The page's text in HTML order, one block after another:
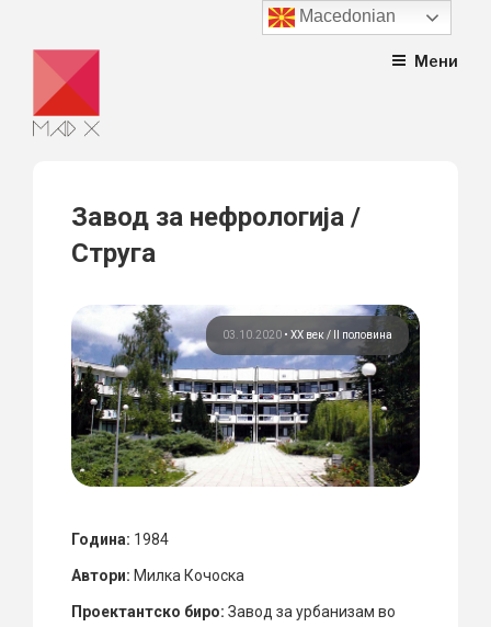
content
Мени
Завод за нефрологија /
Струга
03.10.2020 • ХХ век / II половина
Година: 1984
Автори: Милка Кочоска
Проектантско биро: Завод за урбанизам во
Macedonian